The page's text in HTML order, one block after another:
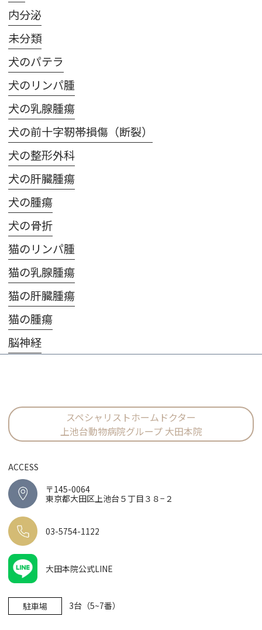
内分泌
未分類
犬のパテラ
犬のリンパ腫
犬の乳腺腫瘍
犬の前十字靭帯損傷（断裂）
犬の整形外科
犬の肝臓腫瘍
犬の腫瘍
犬の骨折
猫のリンパ腫
猫の乳腺腫瘍
猫の肝臓腫瘍
猫の腫瘍
脳神経
スペシャリストホームドクター
上池台動物病院グループ 大田本院
ACCESS
〒145-0064
東京都大田区上池台５丁目３８−２
03-5754-1122
大田本院公式LINE
駐車場 3台（5~7番）